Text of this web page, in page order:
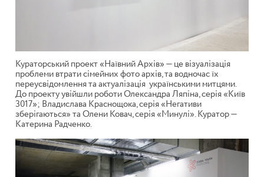
Кураторський проект «Наївний Архів» — це візуалізація
проблеми втрати сімейних фото архів, та водночас їх
переусвідомлення та актуалізація українськими митцями.
До проекту увійшли роботиОлександра Ляпіна, серія «Київ
3017»; Владислава Краснощока, серія «Негативи
зберігаються» та Олени Ковач, серія «Минулі». Куратор —
Катерина Радченко.